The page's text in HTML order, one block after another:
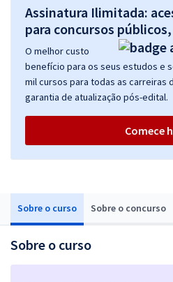
Sobre o curso Sobre o concurso
Sobre o curso
Assinatura Ilimitada:
para concursos
O melhor custo
benefício para os seus estudos e
mil cursos para todas as carreiras
garantia de atualização pós-edital.
Comece